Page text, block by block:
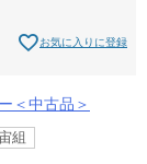
お気に入りに登録
＜中古品＞
組